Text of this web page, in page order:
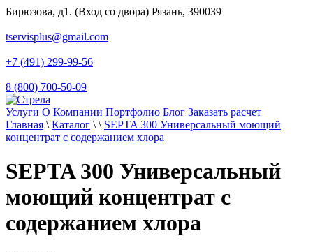
Бирюзова, д1. (Вход со двора) Рязань, 390039
tservisplus@gmail.com
+7 (491) 299-99-56
8 (800) 700-50-09
Услуги О Компании Портфолио Блог Заказать расчет
Главная \ Каталог \ \ SEPTA 300 Универсальный моющий
концентрат с содержанием хлора
SEPTA 300 Универсальный
моющий концентрат с
содержанием хлора